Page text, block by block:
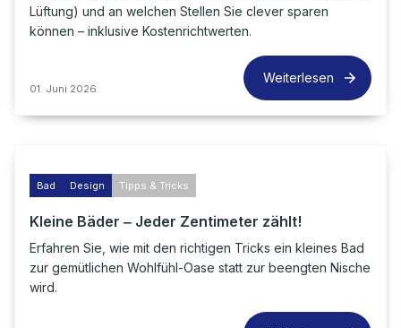
Lüftung) und an welchen Stellen Sie clever sparen
können – inklusive Kostenrichtwerten.
01. Juni 2026
Weiterlesen
Bad Design Tipps & Tricks
Kleine Bäder ‒ Jeder Zentimeter zählt!
Erfahren Sie, wie mit den richtigen Tricks ein kleines Bad
zur gemütlichen Wohlfühl-Oase statt zur beengten Nische
wird.